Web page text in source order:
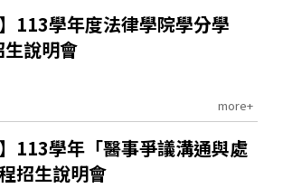
】113學年度法律學院學分學
說明會
more+
】113學年「醫事爭議溝通與處
招生說明會